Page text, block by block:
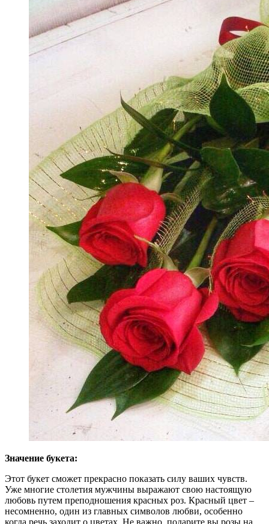
Значение букета:
Этот букет сможет прекрасно показать силу ваших чувств.
Уже многие столетия мужчины выражают свою настоящую
любовь путем преподношения красных роз. Красный цвет –
несомненно, один из главных символов любви, особенно
когда речь заходит о цветах. Не важно, подарите вы розы на